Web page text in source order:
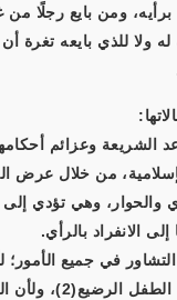
ومن بايع رجلًا
له ولا للذي بايعه تغرة
الشريعة وعزائم
من خلال عرض
والحوار، وهي تؤدي إلى
الانفراد بالرأي.
في جميع الأمور؛
التشاور في فصال